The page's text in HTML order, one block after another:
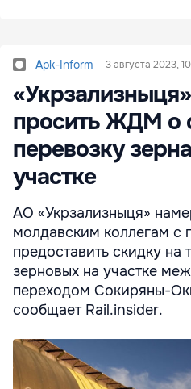
Apk-Inform 3 августа 2023,
просить ЖДМ о
перевозку
участке
АО «Укрзализныця»
молдавским коллегам с
предоставить скидку на
зерновых на участке
переходом Сокиряны-
сообщает Rail.insider.